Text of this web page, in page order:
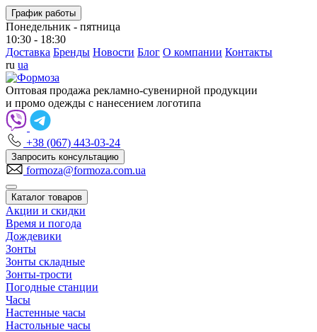
График работы
Понедельник - пятница
10:30 - 18:30
Доставка Бренды Новости Блог О компании Контакты
ru ua
Оптовая продажа рекламно-сувенирной продукции
и промо одежды с нанесением логотипа
+38 (067) 443-03-24
Запросить консультацию
formoza@formoza.com.ua
Каталог товаров
Акции и скидки
Время и погода
Дождевики
Зонты
Зонты складные
Зонты-трости
Погодные станции
Часы
Настенные часы
Настольные часы